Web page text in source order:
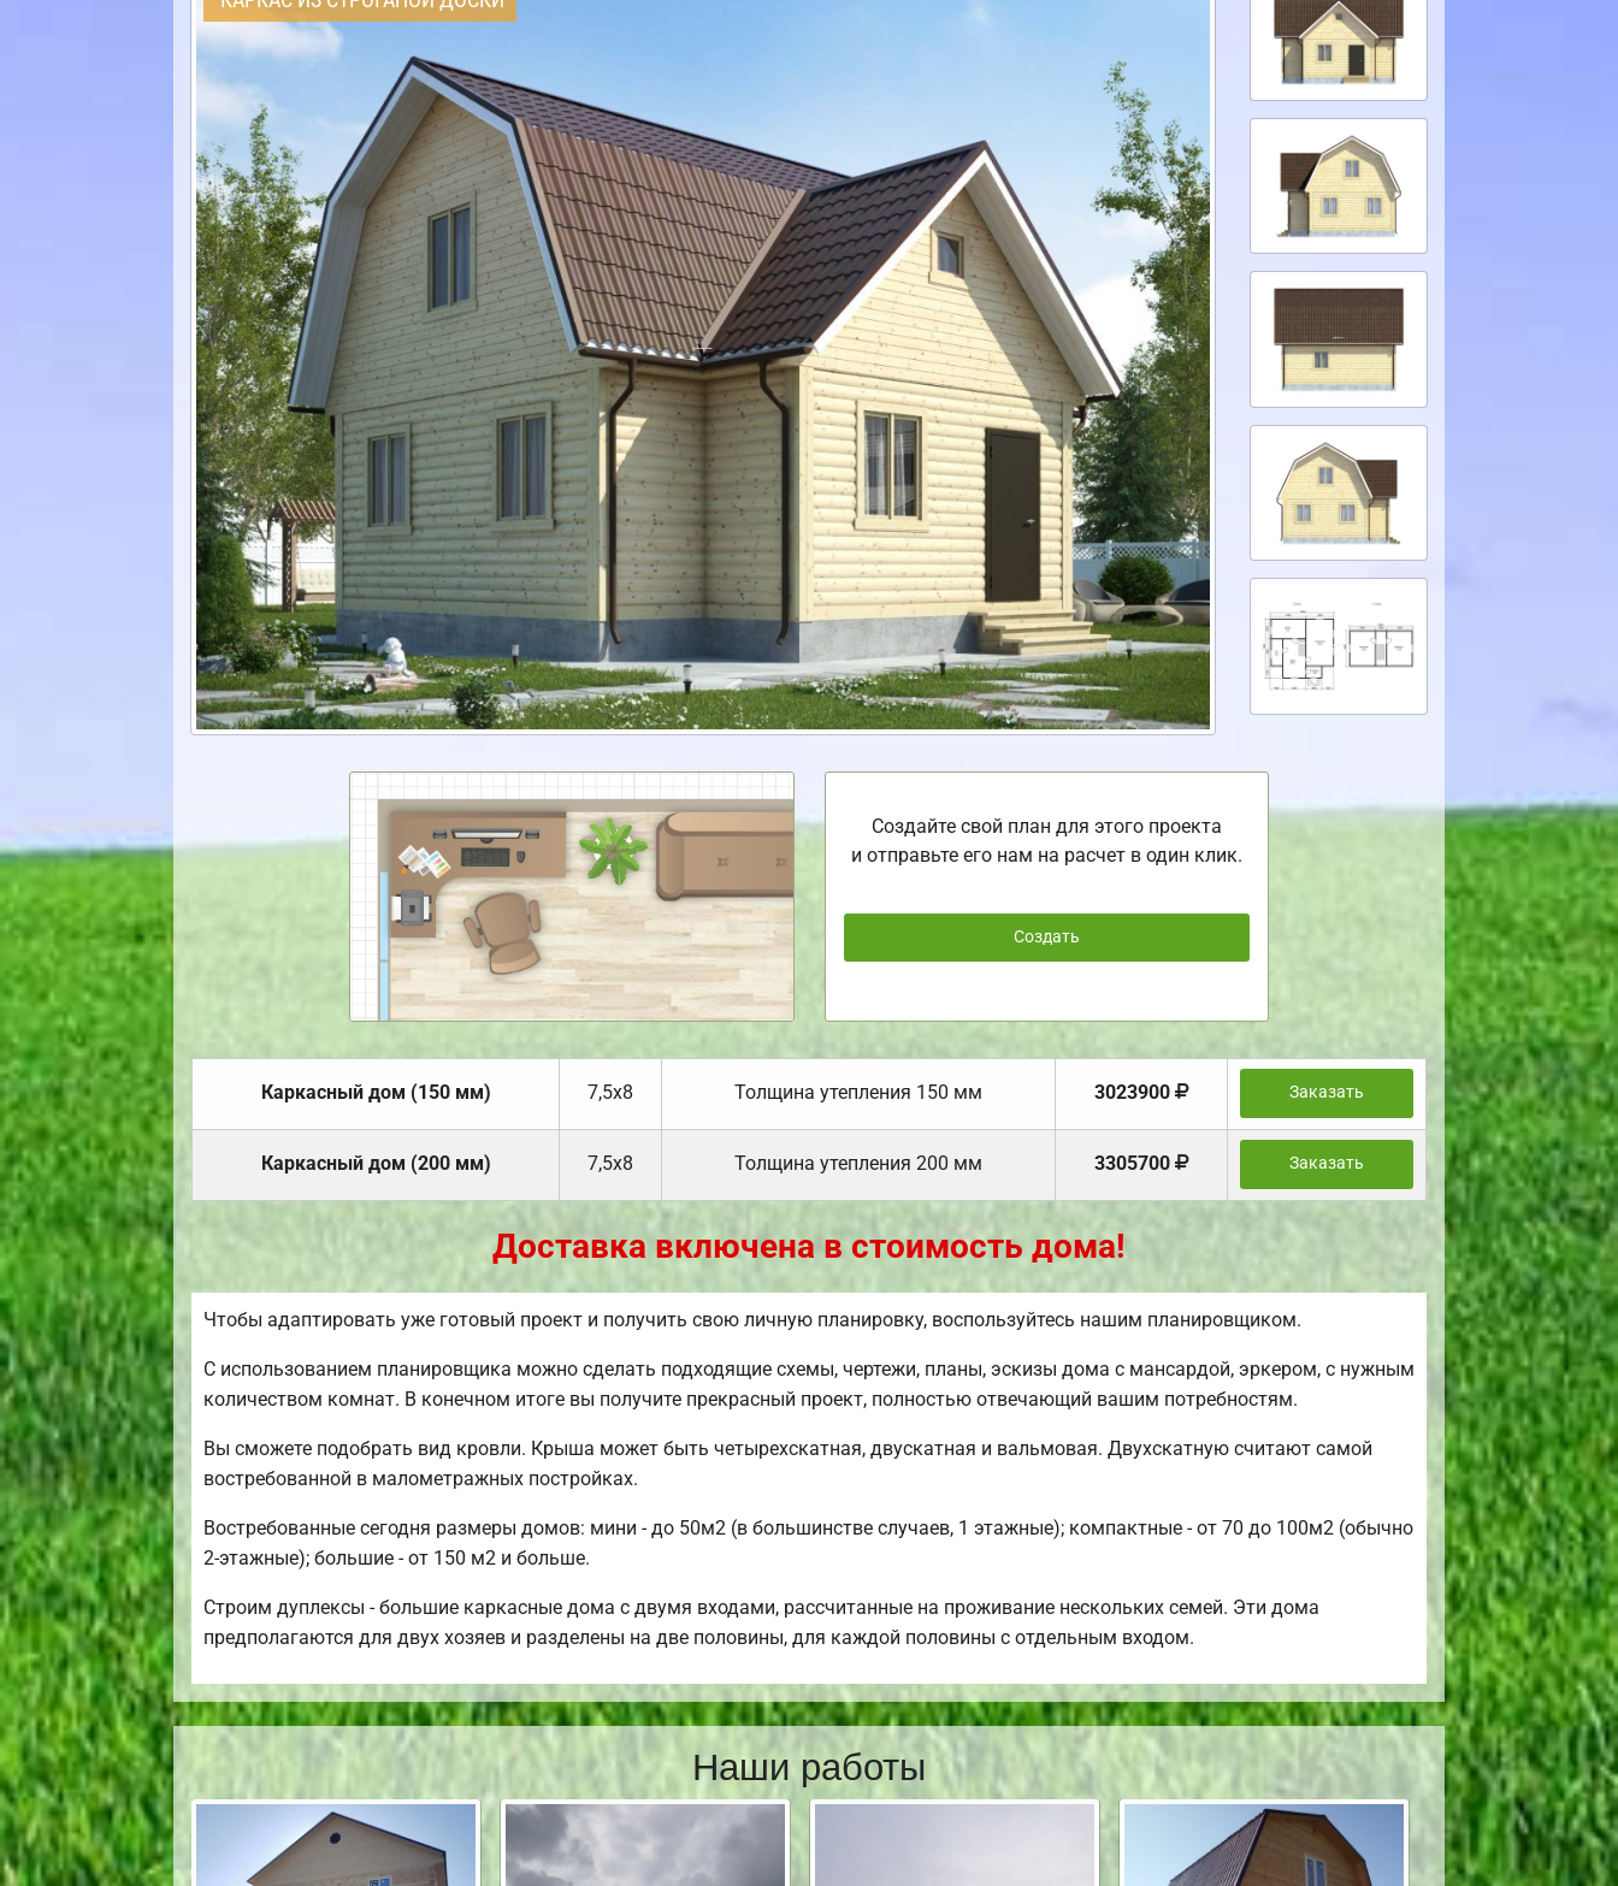
Создайте свой план для этого проекта
и отправьте его нам на расчет в один клик.
Создать
Каркасный дом (150 мм) 7,5х8 Толщина утепления 150 мм 3023900 Заказать
Каркасный дом (200 мм) 7,5х8 Толщина утепления 200 мм 3305700 Заказать
Доставка включена в стоимость дома!
Чтобы адаптировать уже готовый проект и получить свою личную планировку, воспользуйтесь нашим планировщиком.
С использованием планировщика можно сделать подходящие схемы, чертежи, планы, эскизы дома с мансардой, эркером, с нужным
количеством комнат. В конечном итоге вы получите прекрасный проект, полностью отвечающий вашим потребностям.
Вы сможете подобрать вид кровли. Крыша может быть четырехскатная, двускатная и вальмовая. Двухскатную считают самой
востребованной в малометражных постройках.
Востребованные сегодня размеры домов: мини - до 50м2 (в большинстве случаев, 1 этажные); компактные - от 70 до 100м2 (обычно
2-этажные); большие - от 150 м2 и больше.
Строим дуплексы - большие каркасные дома с двумя входами, рассчитанные на проживание нескольких семей. Эти дома
предполагаются для двух хозяев и разделены на две половины, для каждой половины с отдельным входом.
Наши работы